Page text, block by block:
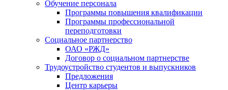
Обучение персонала
Программы повышения квалификации
Программы профессиональной
переподготовки
Социальное партнерство
ОАО «РЖД»
Договор о социальном партнерстве
Трудоустройство студентов и выпускников
Предложения
Центр карьеры